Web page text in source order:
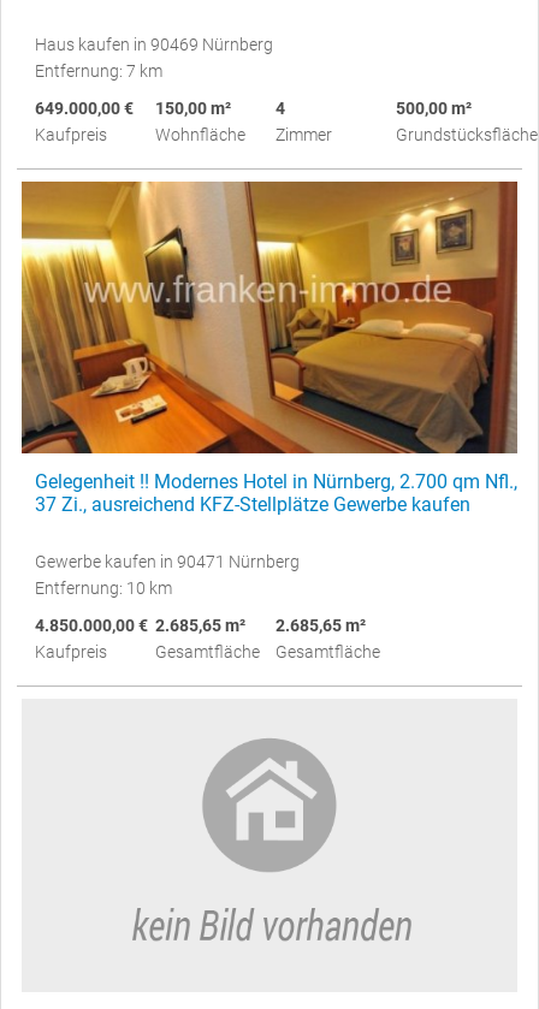
Haus kaufen in 90469 Nürnberg
Entfernung: 7 km
649.000,00 €
Kaufpreis
150,00 m²
Wohnfläche
4
Zimmer
500,00 m²
Grundstücksfläche
Gelegenheit !! Modernes Hotel in Nürnberg, 2.700 qm Nfl.,
37 Zi., ausreichend KFZ-Stellplätze Gewerbe kaufen
Gewerbe kaufen in 90471 Nürnberg
Entfernung: 10 km
4.850.000,00 €
Kaufpreis
2.685,65 m²
Gesamtfläche
2.685,65 m²
Gesamtfläche